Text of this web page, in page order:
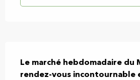
Le marché hebdomadaire du
rendez-vous incontournable